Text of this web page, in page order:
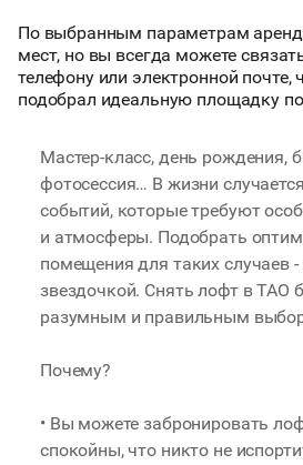
По выбранным параметрам
мест, но вы всегда можете
телефону или электронной
подобрал идеальную площадку
Мастер-класс, день рождения,
фотосессия… В жизни
событий, которые требуют
и атмосферы. Подобрать
помещения для таких случаев -
звездочкой. Снять лофт в ТАО
разумным и правильным
Почему?
• Вы можете забронировать
спокойны, что никто не